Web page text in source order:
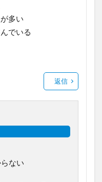
多い
でいる
返信
ない